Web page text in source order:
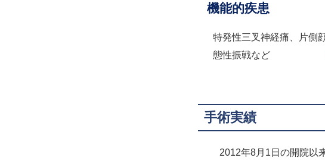
機能的疾患
特発性三叉神経痛、片側
態性振戦など
手術実績
2012年8月1日の開院以